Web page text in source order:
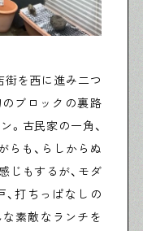
街を西に進み二つ
のブロックの裏路
。古民家の一角、
らも、らしからぬ
じもするが、モダ
打ちっぱなしの
素敵なランチを